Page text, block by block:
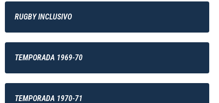
RUGBY INCLUSIVO
TEMPORADA 1969-70
TEMPORADA 1970-71